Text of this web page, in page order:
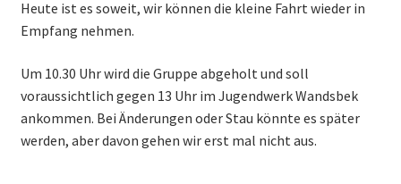
Themen & Politik
Aktiv werden
Kalender
Heute ist es soweit, wir können die kleine Fahrt wieder in
Empfang nehmen.
Um 10.30 Uhr wird die Gruppe abgeholt und soll
voraussichtlich gegen 13 Uhr im Jugendwerk Wandsbek
ankommen. Bei Änderungen oder Stau könnte es später
werden, aber davon gehen wir erst mal nicht aus.